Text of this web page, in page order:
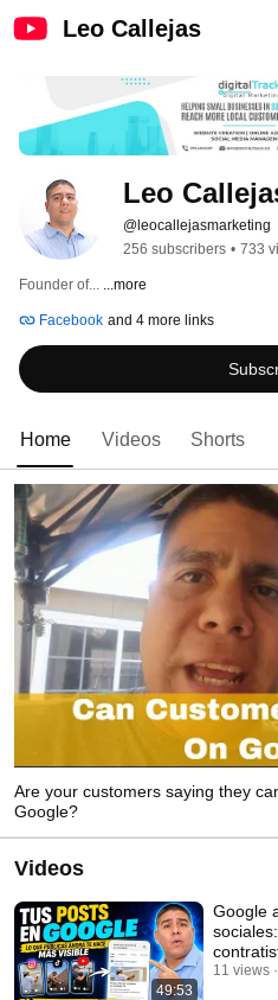
Leo Callejas
Leo
@leocallejasmarketing
256 subscribers • 733
Founder of... ...more
Facebook and 4 more links
Home Videos Shorts
Are your customers saying they
Google?
Videos
49:53
Google
11 views